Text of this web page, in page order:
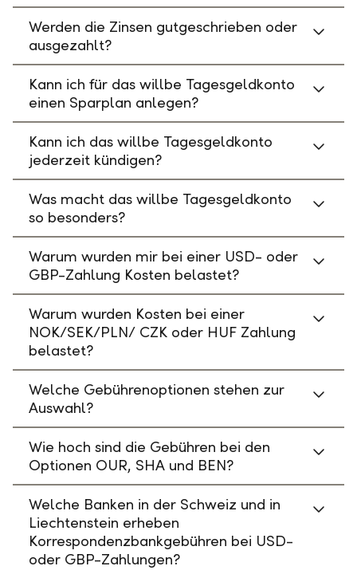
Werden die Zinsen gutgeschrieben oder
ausgezahlt?
Kann ich für das willbe Tagesgeldkonto
einen Sparplan anlegen?
Kann ich das willbe Tagesgeldkonto
jederzeit kündigen?
Was macht das willbe Tagesgeldkonto
so besonders?
Warum wurden mir bei einer USD- oder
GBP-Zahlung Kosten belastet?
Warum wurden Kosten bei einer
NOK/SEK/PLN/ CZK oder HUF Zahlung
belastet?
Welche Gebührenoptionen stehen zur
Auswahl?
Wie hoch sind die Gebühren bei den
Optionen OUR, SHA und BEN?
Welche Banken in der Schweiz und in
Liechtenstein erheben
Korrespondenzbankgebühren bei USD-
oder GBP-Zahlungen?